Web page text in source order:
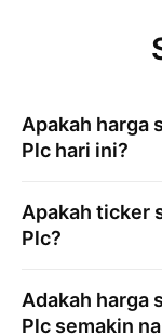
Apakah harga
Plc hari ini?
Apakah ticker
Plc?
Adakah harga
Plc semakin